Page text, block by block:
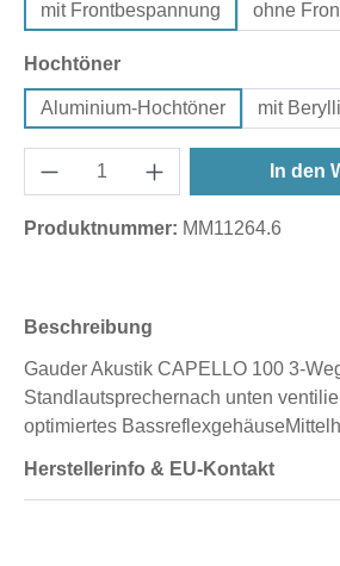
mit Frontbespannung ohne
Hochtönerauswählen
Aluminium-Hochtöner mit
In den
Produktnummer: MM11264.6
Beschreibung
Gauder Akustik CAPELLO 100 3-
Standlautsprechernach unten
optimiertes
Herstellerinfo & EU-Kontakt